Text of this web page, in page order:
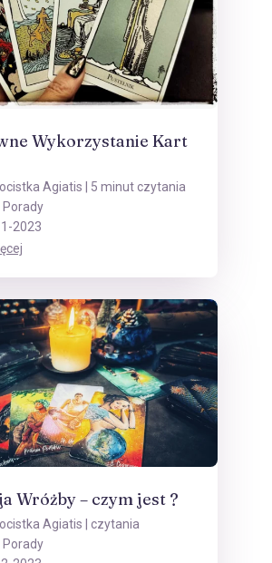
Wykorzystanie Kart
Agiatis | 5 minut czytania
Porady
2023
Wróżby – czym jest ?
Agiatis | czytania
Porady